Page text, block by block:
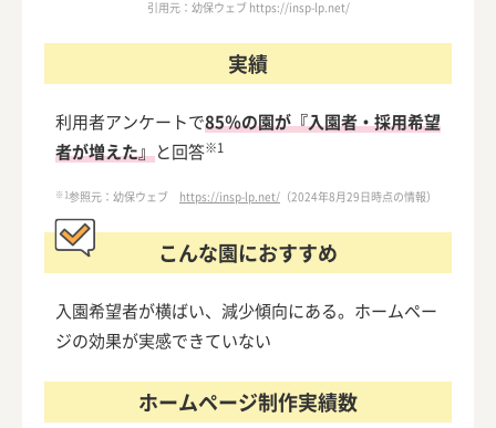
引用元：幼保ウェブ https://insp-lp.net/
実績
利用者アンケートで85％の園が『入園者・採用希望
者が増えた』と回答※1
※1参照元：幼保ウェブ https://insp-lp.net/ （2024年8月29日時点の情報）
こんな園におすすめ
入園希望者が横ばい、減少傾向にある。ホームペー
ジの効果が実感できていない
ホームページ制作実績数